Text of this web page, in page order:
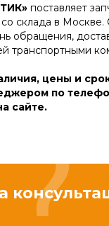
поставляет
со склада в Москве.
обращения,
транспортными
цены и
по
сайте.